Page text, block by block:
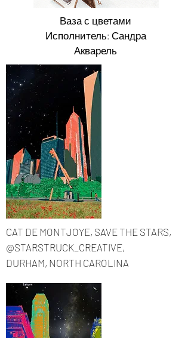
Мария
Воин
медь
Ваза с цветами
Исполнитель: Сандра
Акварель
CAT DE MONTJOYE, SAVE THE STARS,
@STARSTRUCK_CREATIVE,
DURHAM, NORTH CAROLINA